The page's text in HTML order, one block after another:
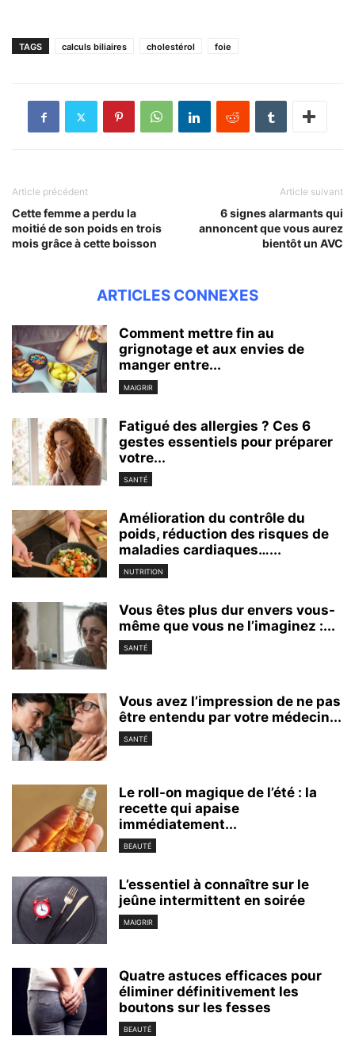
TAGS calculs biliaires cholestérol foie
Article précédent
Cette femme a perdu la
moitié de son poids en trois
mois grâce à cette boisson
Article suivant
6 signes alarmants qui
annoncent que vous aurez
bientôt un AVC
ARTICLES CONNEXES
Comment mettre fin au
grignotage et aux envies de
manger entre...
MAIGRIR
Fatigué des allergies ? Ces 6
gestes essentiels pour préparer
votre...
SANTÉ
Amélioration du contrôle du
poids, réduction des risques de
maladies cardiaques…...
NUTRITION
Vous êtes plus dur envers vous-
même que vous ne l’imaginez :...
SANTÉ
Vous avez l’impression de ne pas
être entendu par votre médecin...
SANTÉ
Le roll-on magique de l’été : la
recette qui apaise
immédiatement...
BEAUTÉ
L’essentiel à connaître sur le
jeûne intermittent en soirée
MAIGRIR
Quatre astuces efficaces pour
éliminer définitivement les
boutons sur les fesses
BEAUTÉ